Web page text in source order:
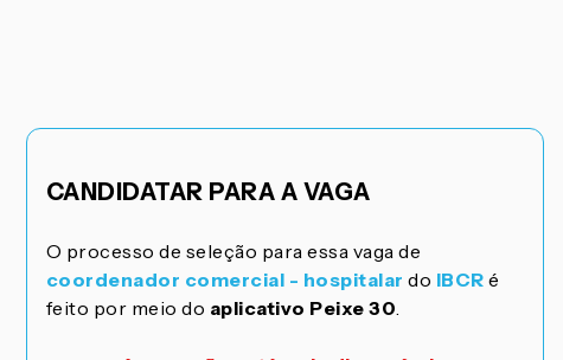
CANDIDATAR PARA A VAGA
O processo de seleção para essa vaga de
coordenador comercial - hospitalar do IBCR é
feito por meio do aplicativo Peixe 30.